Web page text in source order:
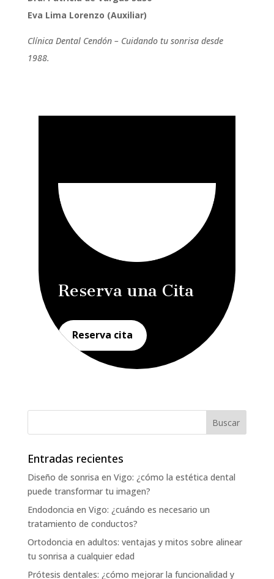
Eva Lima Lorenzo (Auxiliar)
Clínica Dental Cendón – Cuidando tu sonrisa desde
1988.
Reserva una Cita
Reserva cita
Entradas recientes
Diseño de sonrisa en Vigo: ¿cómo la estética dental
puede transformar tu imagen?
Endodoncia en Vigo: ¿cuándo es necesario un
tratamiento de conductos?
Ortodoncia en adultos: ventajas y mitos sobre alinear
tu sonrisa a cualquier edad
Prótesis dentales: ¿cómo mejorar la funcionalidad y